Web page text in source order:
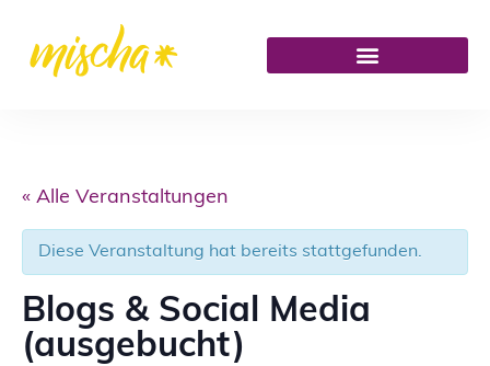
« Alle Veranstaltungen
Diese Veranstaltung hat bereits stattgefunden.
Blogs & Social Media
(ausgebucht)